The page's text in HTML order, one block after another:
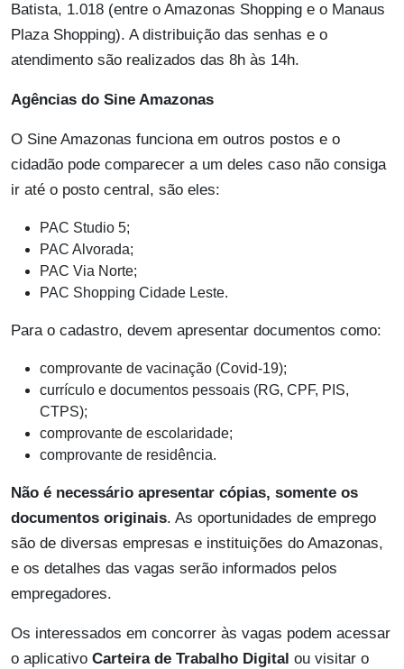
Batista, 1.018 (entre o Amazonas Shopping e o Manaus
Plaza Shopping). A distribuição das senhas e o
atendimento são realizados das 8h às 14h.
Agências do Sine Amazonas
O Sine Amazonas funciona em outros postos e o
cidadão pode comparecer a um deles caso não consiga
ir até o posto central, são eles:
PAC Studio 5;
PAC Alvorada;
PAC Via Norte;
PAC Shopping Cidade Leste.
Para o cadastro, devem apresentar documentos como:
comprovante de vacinação (Covid-19);
currículo e documentos pessoais (RG, CPF, PIS,
CTPS);
comprovante de escolaridade;
comprovante de residência.
Não é necessário apresentar cópias, somente os
documentos originais. As oportunidades de emprego
são de diversas empresas e instituições do Amazonas,
e os detalhes das vagas serão informados pelos
empregadores.
Os interessados em concorrer às vagas podem acessar
o aplicativo Carteira de Trabalho Digital ou visitar o